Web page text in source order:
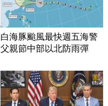
白海豚颱風最快週五海警
父親節中部以北防雨彈